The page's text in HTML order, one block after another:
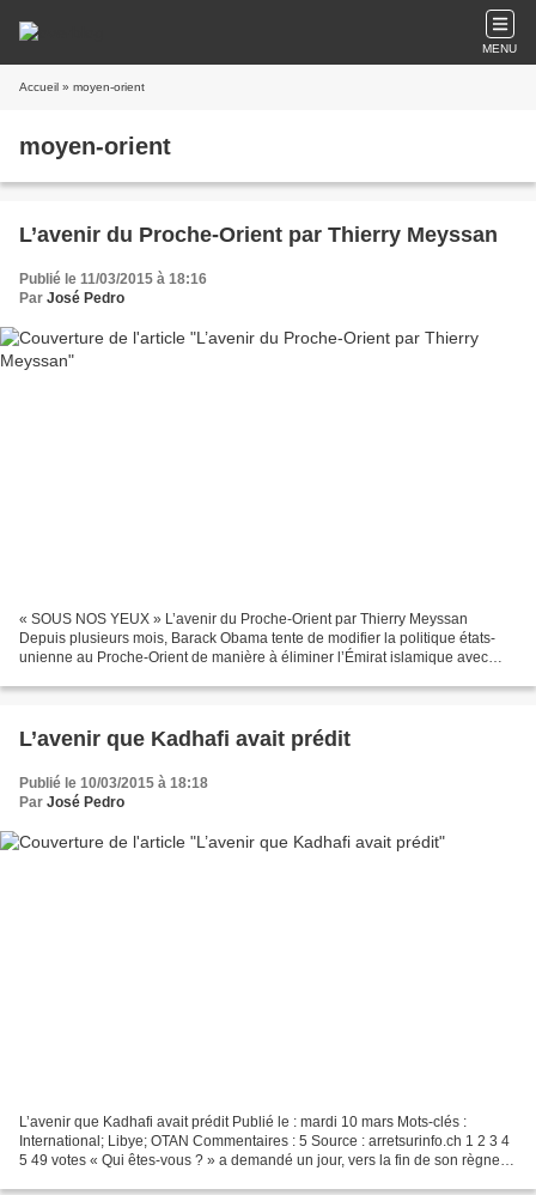
MENU
Accueil » moyen-orient
moyen-orient
L’avenir du Proche-Orient par Thierry Meyssan
Publié le 11/03/2015 à 18:16
Par José Pedro
« SOUS NOS YEUX » L’avenir du Proche-Orient par Thierry Meyssan
Depuis plusieurs mois, Barack Obama tente de modifier la politique états-
unienne au Proche-Orient de manière à éliminer l’Émirat islamique avec
L’avenir que Kadhafi avait prédit
Publié le 10/03/2015 à 18:18
Par José Pedro
L’avenir que Kadhafi avait prédit Publié le : mardi 10 mars Mots-clés :
International; Libye; OTAN Commentaires : 5 Source : arretsurinfo.ch 1 2 3 4
5 49 votes « Qui êtes-vous ? » a demandé un jour, vers la fin de son règne,